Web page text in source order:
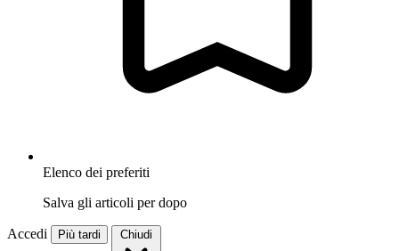
Elenco dei preferiti
Salva gli articoli per dopo
Accedi Più tardi Chiudi